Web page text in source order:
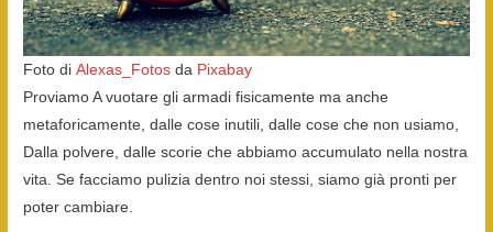
Foto diAlexas_Fotos da Pixabay
Proviamo A vuotare gli armadi fisicamente ma anche
metaforicamente, dalle cose inutili, dalle cose che non usiamo,
Dalla polvere, dalle scorie che abbiamo accumulato nella nostra
vita. Se facciamo pulizia dentro noi stessi, siamo già pronti per
poter cambiare.